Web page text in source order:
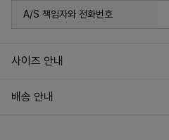
A/S 책임자와 전화번호
사이즈 안내
배송 안내